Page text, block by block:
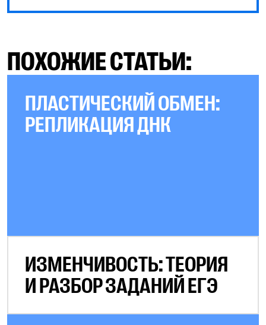
ПОХОЖИЕ СТАТЬИ:
ПЛАСТИЧЕСКИЙ ОБМЕН:
РЕПЛИКАЦИЯ ДНК
ИЗМЕНЧИВОСТЬ: ТЕОРИЯ
И РАЗБОР ЗАДАНИЙ ЕГЭ